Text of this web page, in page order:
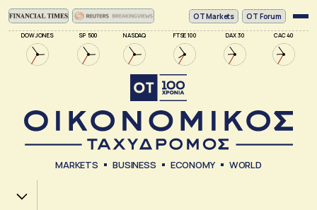
DOW JONES SP 500 NASDAQ FTSE 100 DAX 30 CAC 40
ΟΤ Markets OT Forum
MARKETS BUSINESS ECONOMY WORLD
Χ.Α.